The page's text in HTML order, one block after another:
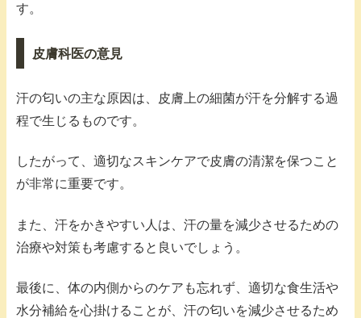
す。
皮膚科医の意見
汗の匂いの主な原因は、皮膚上の細菌が汗を分解する過
程で生じるものです。
したがって、適切なスキンケアで皮膚の清潔を保つこと
が非常に重要です。
また、汗をかきやすい人は、汗の量を減少させるための
治療や対策も考慮すると良いでしょう。
最後に、体の内側からのケアも忘れず、適切な食生活や
水分補給を心掛けることが、汗の匂いを減少させるため